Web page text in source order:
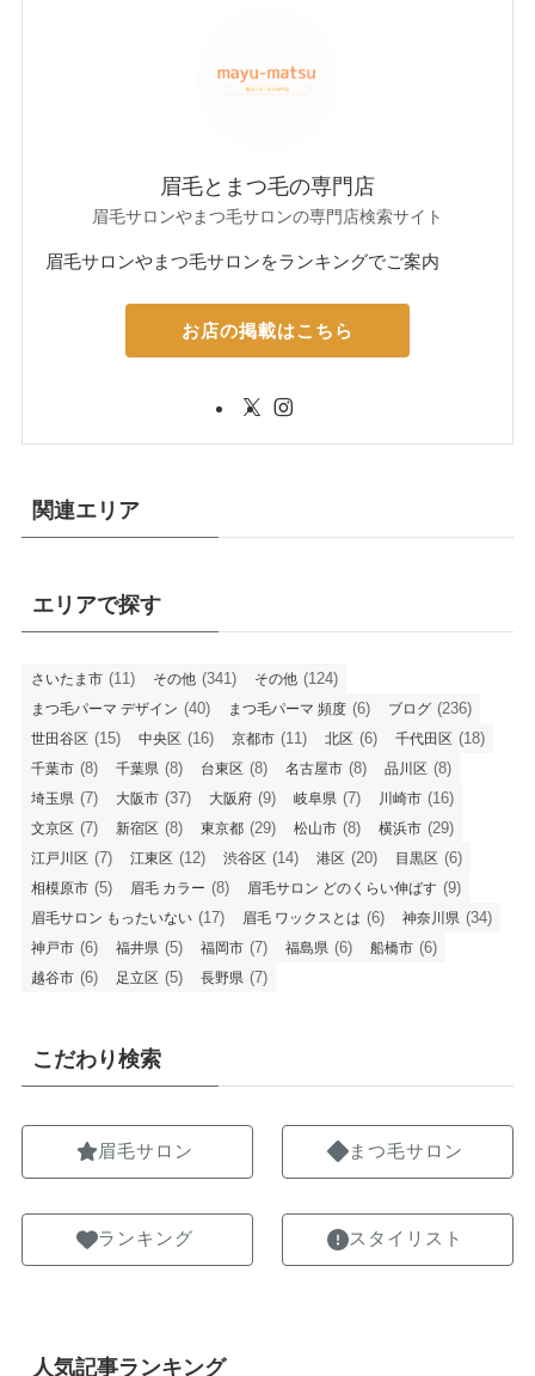
眉毛とまつ毛の専門店
眉毛サロンやまつ毛サロンの専門店検索サイト
眉毛サロンやまつ毛サロンをランキングでご案内
お店の掲載はこちら
関連エリア
エリアで探す
さいたま市 (11) その他 (341) その他 (124)
まつ毛パーマ デザイン (40) まつ毛パーマ 頻度 (6) ブログ (236)
世田谷区 (15) 中央区 (16) 京都市 (11) 北区 (6) 千代田区 (18)
千葉市 (8) 千葉県 (8) 台東区 (8) 名古屋市 (8) 品川区 (8)
埼玉県 (7) 大阪市 (37) 大阪府 (9) 岐阜県 (7) 川崎市 (16)
文京区 (7) 新宿区 (8) 東京都 (29) 松山市 (8) 横浜市 (29)
江戸川区 (7) 江東区 (12) 渋谷区 (14) 港区 (20) 目黒区 (6)
相模原市 (5) 眉毛 カラー (8) 眉毛サロン どのくらい伸ばす (9)
眉毛サロン もったいない (17) 眉毛 ワックスとは (6) 神奈川県 (34)
神戸市 (6) 福井県 (5) 福岡市 (7) 福島県 (6) 船橋市 (6)
越谷市 (6) 足立区 (5) 長野県 (7)
こだわり検索
眉毛サロン
ランキング
まつ毛サロン
スタイリスト
人気記事ランキング